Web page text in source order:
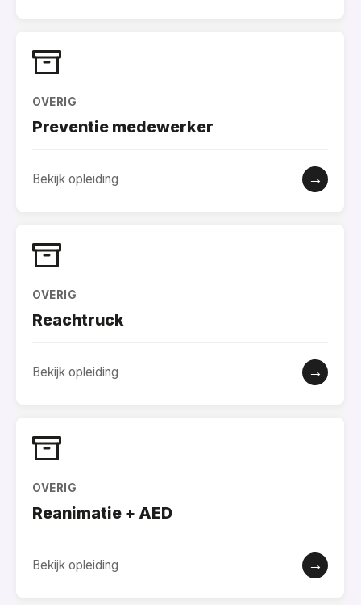
OVERIG
Preventie medewerker
Bekijk opleiding →
OVERIG
Reachtruck
Bekijk opleiding →
OVERIG
Reanimatie + AED
Bekijk opleiding →